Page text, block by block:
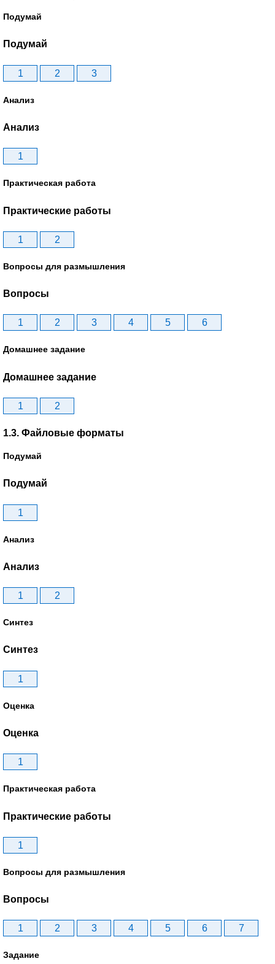
Подумай
Подумай
1 2 3
Анализ
Анализ
1
Практическая работа
Практические работы
1 2
Вопросы для размышления
Вопросы
1 2 3 4 5 6
Домашнее задание
Домашнее задание
1 2
1.3. Файловые форматы
Подумай
Подумай
1
Анализ
Анализ
1 2
Синтез
Синтез
1
Оценка
Оценка
1
Практическая работа
Практические работы
1
Вопросы для размышления
Вопросы
1 2 3 4 5 6 7
Задание